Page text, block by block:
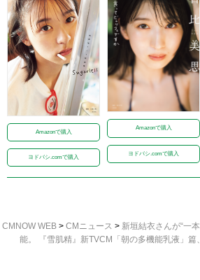
Amazonで購入
ヨドバシ.comで購入
Amazonで購入
ヨドバシ.comで購入
CMNOW WEB> CMニュース > 新垣結衣さんが“一
能。 『雪肌精』新TVCM「朝の多機能乳液」篇